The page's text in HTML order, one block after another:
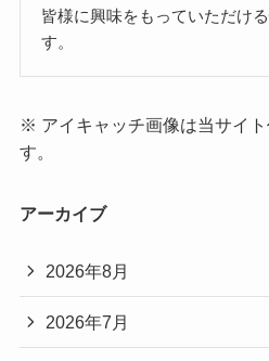
皆様に興味をもっていただけ
す。
※ アイキャッチ画像は当サイ
す。
アーカイブ
2026年8月
2026年7月